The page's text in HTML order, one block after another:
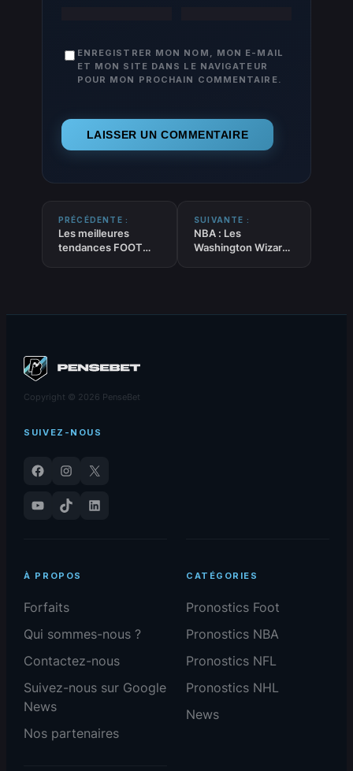
ENREGISTRER MON NOM, MON E-MAIL
ET MON SITE DANS LE NAVIGATEUR
POUR MON PROCHAIN COMMENTAIRE.
PRÉCÉDENTE :
Les meilleures
tendances FOOT
SUIVANTE :
NBA : Les
Washington Wizards
Copyright © 2026 PenseBet
SUIVEZ-NOUS
Facebook Instagram
X
YouTube
TikTok LinkedIn
À PROPOS
Forfaits
Qui sommes-nous ?
Contactez-nous
Suivez-nous sur Google
News
Nos partenaires
CATÉGORIES
Pronostics Foot
Pronostics NBA
Pronostics NFL
Pronostics NHL
News